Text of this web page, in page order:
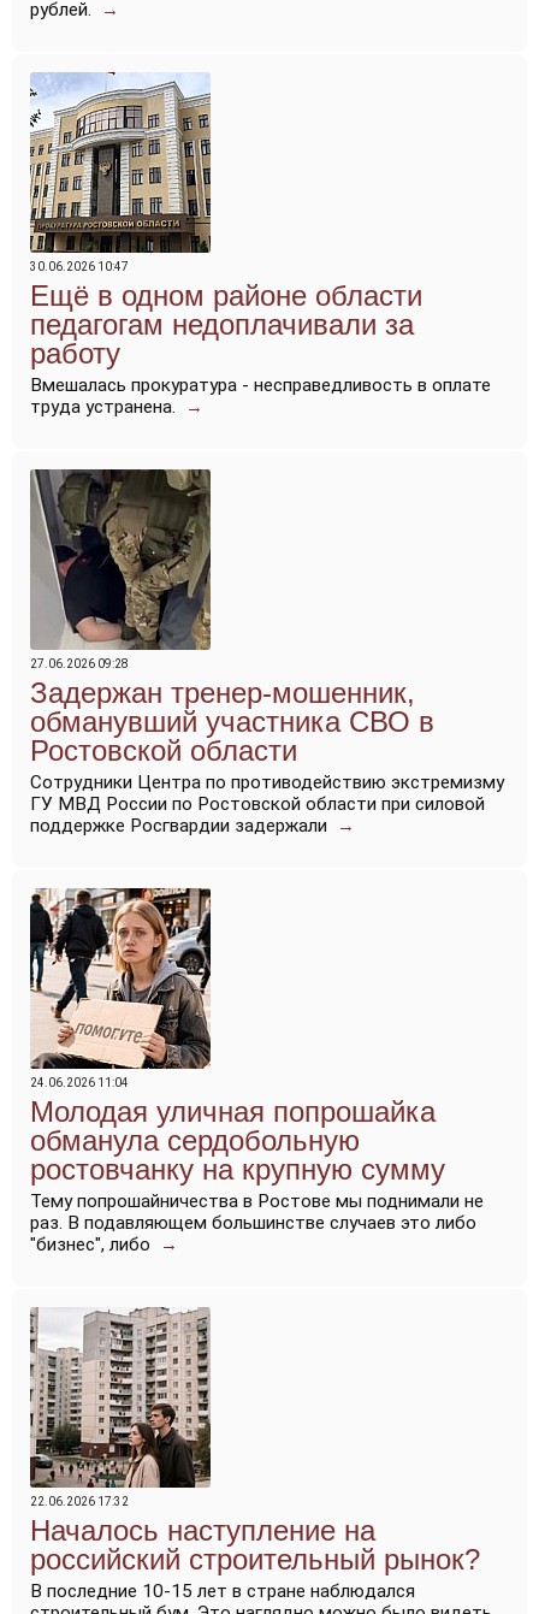
рублей.
→
30.06.2026 10:47
Ещё в одном районе области
педагогам недоплачивали за
работу
Вмешалась прокуратура - несправедливость в оплате
труда устранена.
→
27.06.2026 09:28
Задержан тренер-мошенник,
обманувший участника СВО в
Ростовской области
Сотрудники Центра по противодействию экстремизму
ГУ МВД России по Ростовской области при силовой
поддержке Росгвардии задержали
→
24.06.2026 11:04
Молодая уличная попрошайка
обманула сердобольную
ростовчанку на крупную сумму
Тему попрошайничества в Ростове мы поднимали не
раз. В подавляющем большинстве случаев это либо
"бизнес", либо
→
22.06.2026 17:32
Началось наступление на
российский строительный рынок?
В последние 10-15 лет в стране наблюдался